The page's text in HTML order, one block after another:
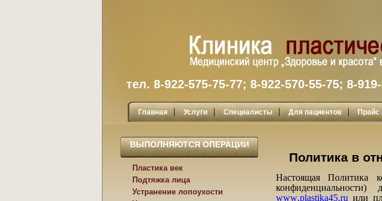
тел. 8-922-575-75-77; 8-922-570-55-75; 8-
Главная | Услуги | Специалисты | Для пациентов | Прайс
ВЫПОЛНЯЮТСЯ ОПЕРАЦИИ
Пластика век
Подтяжка лица
Устранение лопоухости
Политика в
Настоящая Политика
www.plastika45.ru или